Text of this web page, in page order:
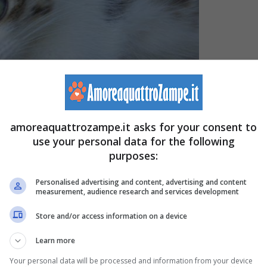
di salute e a come vive dobbiamo riflettere sul fatto
sia meglio per lui stare nel suo ambiente e incaricare
Inoltre, è importante
no.
amoreaquattrozampe.it asks for your consent to
use your personal data for the following
purposes:
Personalised advertising and content, advertising and content
measurement, audience research and services development
Store and/or access information on a device
Learn more
Your personal data will be processed and information from your device